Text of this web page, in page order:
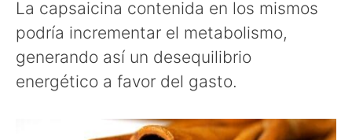
La capsaicina contenida en los mismos
podría incrementar el metabolismo,
generando así un desequilibrio
energético a favor del gasto.